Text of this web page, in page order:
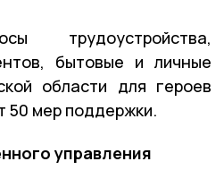
трудоустройства,
бытовые и личные
области для героев
50 мер поддержки.
управления